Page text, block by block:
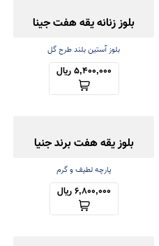
بلوز زنانه یقه هفت جینا
بلوز آستین بلند طرح گل
5,400,000 ریال
بلوز یقه هفت برند جنیا
پارچه لطیف و گرم
6,800,000 ریال